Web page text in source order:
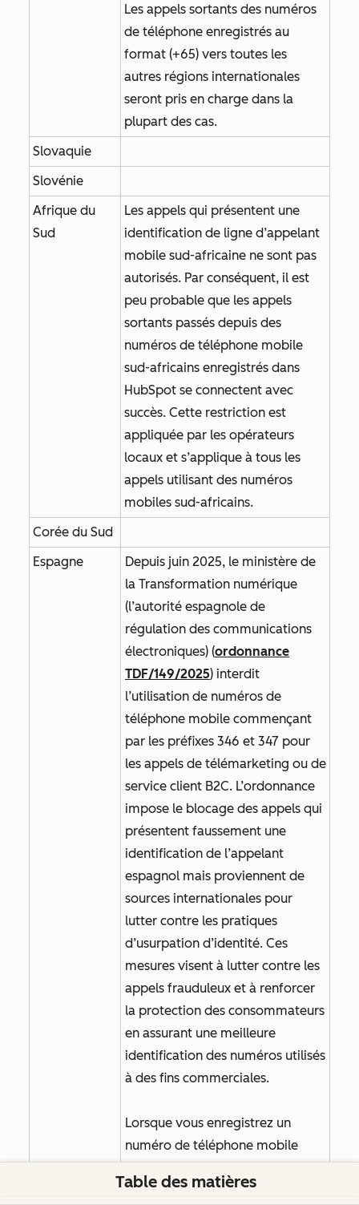
Les appels sortants des numéros
de téléphone enregistrés au
format (+65) vers toutes les
autres régions internationales
seront pris en charge dans la
plupart des cas.
Slovaquie
Slovénie
Afrique du
Sud
Les appels qui présentent une
identification de ligne d’appelant
mobile sud-africaine ne sont pas
autorisés. Par conséquent, il est
peu probable que les appels
sortants passés depuis des
numéros de téléphone mobile
sud-africains enregistrés dans
HubSpot se connectent avec
succès. Cette restriction est
appliquée par les opérateurs
locaux et s’applique à tous les
appels utilisant des numéros
mobiles sud-africains.
Corée du Sud
Espagne
Depuis juin 2025, le ministère de
la Transformation numérique
(l’autorité espagnole de
régulation des communications
électroniques) (ordonnance
TDF/149/2025) interdit
l’utilisation de numéros de
téléphone mobile commençant
par les préfixes 346 et 347 pour
les appels de télémarketing ou de
service client B2C. L’ordonnance
impose le blocage des appels qui
présentent faussement une
identification de l’appelant
espagnol mais proviennent de
sources internationales pour
lutter contre les pratiques
d’usurpation d’identité. Ces
mesures visent à lutter contre les
appels frauduleux et à renforcer
la protection des consommateurs
en assurant une meilleure
identification des numéros utilisés
à des fins commerciales.
Lorsque vous enregistrez un
numéro de téléphone mobile
espagnol, ce numéro n’appartient
pas à Twilio, le fournisseur
Table des matières